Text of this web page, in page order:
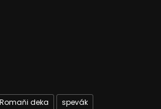
Romaňi deka spevák